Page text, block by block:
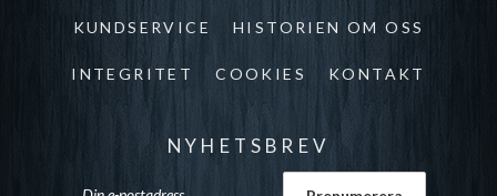
KUNDSERVICE HISTORIEN OM OSS
INTEGRITET COOKIES KONTAKT
NYHETSBREV